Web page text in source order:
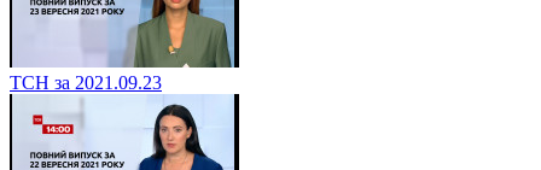
ТСН за 2021.09.23